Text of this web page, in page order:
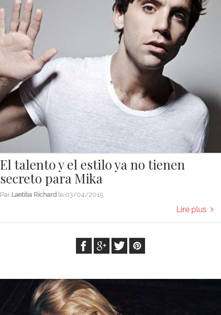
El talento y el estilo ya no tienen
secreto para Mika
Par Laetitia Richard le 03/04/2015
Lire plus